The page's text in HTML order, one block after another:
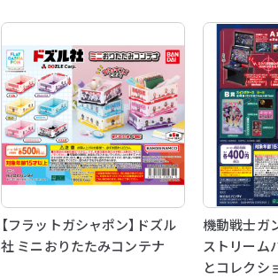
【フラットガシャポン】ドズル
社 ミニおりたたみコンテナ
機動戦士ガ
ストリーム
とコレクシ